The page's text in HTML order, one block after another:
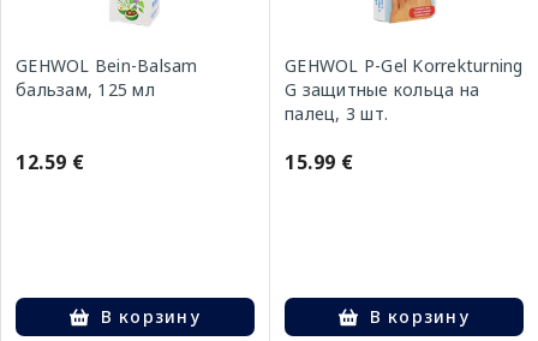
GEHWOL Bein-Balsam
бальзам, 125 мл
12.59 €
В корзину
GEHWOL P-Gel Korrekturning
G защитные кольца на
палец, 3 шт.
15.99 €
В корзину